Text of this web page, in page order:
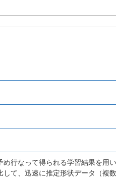
行なって得られる学習結果を用
て、迅速に推定形状データ（複